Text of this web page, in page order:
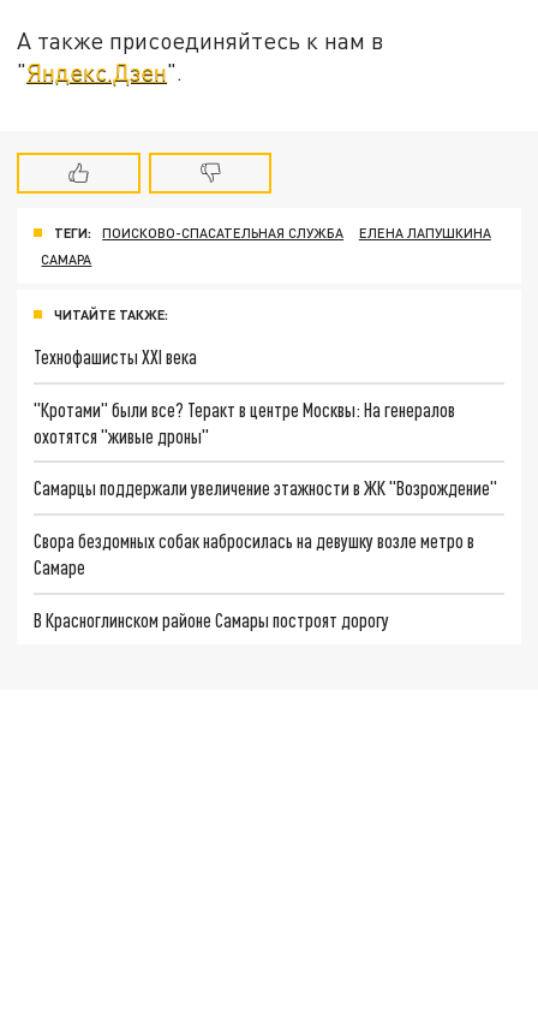
А также присоединяйтесь к нам в
"Яндекс.Дзен".
ТЕГИ: ПОИСКОВО-СПАСАТЕЛЬНАЯ СЛУЖБА
ЕЛЕНА ЛАПУШКИНА
САМАРА
ЧИТАЙТЕ ТАКЖЕ:
Технофашисты XXI века
"Кротами" были все? Теракт в центре Москвы: На генералов
охотятся "живые дроны"
Самарцы поддержали увеличение этажности в ЖК "Возрождение"
Свора бездомных собак набросилась на девушку возле метро в
Самаре
В Красноглинском районе Самары построят дорогу